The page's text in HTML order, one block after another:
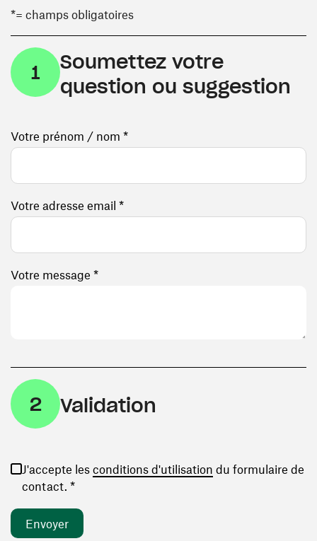
*= champs obligatoires
1
Soumettez votre
question ou suggestion
Votre prénom / nom *
Votre adresse email *
Votre message *
2 Validation
J'accepte les conditions d'utilisation (ouvre une
du formulaire de
contact. *